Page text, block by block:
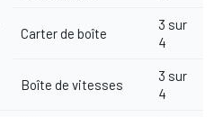
Carter de boîte
3 sur
4
Boîte de vitesses
3 sur
4